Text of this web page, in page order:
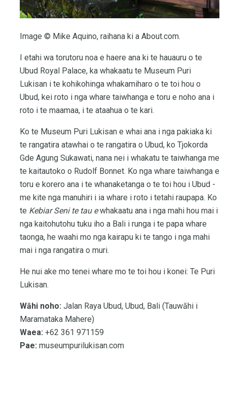
Image © Mike Aquino, raihana ki a About.com.
I etahi wa torutoru noa e haere ana ki te hauauru o te
Ubud Royal Palace, ka whakaatu te Museum Puri
Lukisan i te kohikohinga whakamiharo o te toi hou o
Ubud, kei roto i nga whare taiwhanga e toru e noho ana i
roto i te maamaa, i te ataahua o te kari.
Ko te Museum Puri Lukisan e whai ana i nga pakiaka ki
te rangatira atawhai o te rangatira o Ubud, ko Tjokorda
Gde Agung Sukawati, nana nei i whakatu te taiwhanga me
te kaitautoko o Rudolf Bonnet. Ko nga whare taiwhanga e
toru e korero ana i te whanaketanga o te toi hou i Ubud -
me kite nga manuhiri i ia whare i roto i tetahi raupapa. Ko
te Kebiar Seni te tau ewhakaatu ana i nga mahi hou mai i
nga kaitohutohu tuku iho a Bali i runga i te papa whare
taonga, he waahi mo nga kairapu ki te tango i nga mahi
mai i nga rangatira o muri.
He nui ake mo tenei whare mo te toi hou i konei: Te Puri
Lukisan.
Wāhi noho: Jalan Raya Ubud, Ubud, Bali (Tauwāhi i
Maramataka Mahere)
Waea: +62 361 971159
Pae: museumpurilukisan.com